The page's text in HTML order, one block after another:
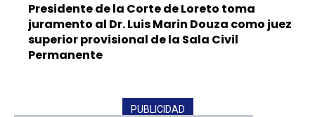
Presidente de la Corte de Loreto toma
juramento al Dr. Luis Marin Douza como juez
superior provisional de la Sala Civil
Permanente
PUBLICIDAD